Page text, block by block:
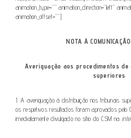
animation_type=”” animation_direction=”left”
animation_offset=””]
NOTA À
Averiguação aos procedimentos
superiores
1. A averiguação à distribuição nos tribunais
os respetivos resultados foram aprovados pelo
imediatamente divulgado no sítio do CSM na